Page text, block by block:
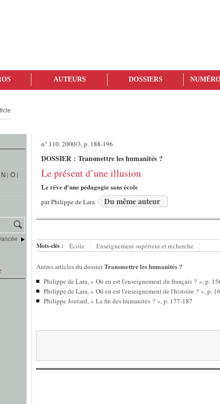
AUTEURS DOSSIERS
N
O
n° 110, 2000/3, p. 188-196
DOSSIER : Transmettre les humanités ?
Le présent d’une illusion
Le rêve d'une pédagogie sans école
parPhilippe de Lara Du même auteur
Mots-clés : École Enseignement supérieur et recherche
Autres articles du dossierTransmettre les humanités ?
Philippe de Lara, « Où en est l'enseignement du français ? », p.
Philippe de Lara, « Où en est l'enseignement de l'histoire ? », p.
Philippe Joutard, « La fin des humanités ? », p. 177-187